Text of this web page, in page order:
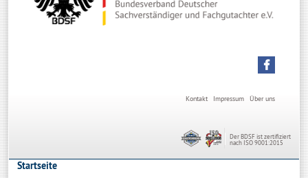
Über uns
Impressum
Kontakt
Der BDSF ist zertifiziert
nach ISO 9001:2015
Startseite